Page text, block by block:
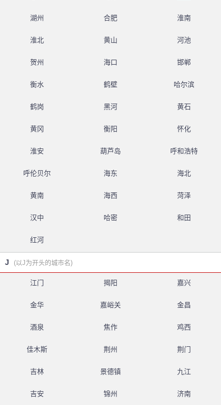
湖州 合肥 淮南
淮北 黄山 河池
贺州 海口 邯郸
衡水 鹤壁 哈尔滨
鹤岗 黑河 黄石
黄冈 衡阳 怀化
淮安 葫芦岛 呼和浩特
呼伦贝尔 海东 海北
黄南 海西 菏泽
汉中 哈密 和田
红河
J (以J为开头的城市名)
江门 揭阳 嘉兴
金华 嘉峪关 金昌
酒泉 焦作 鸡西
佳木斯 荆州 荆门
吉林 景德镇 九江
吉安 锦州 济南